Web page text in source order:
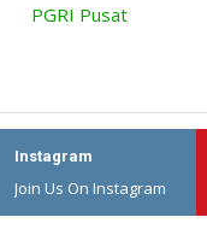
PGRI Pusat
Instagram
Join Us On Instagram